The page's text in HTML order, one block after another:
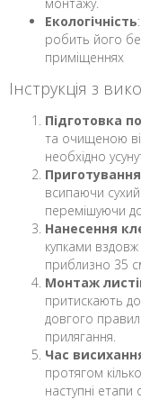
Екологічність
робить його
приміщеннях
Інструкція з
Підготовка
та очищеною
необхідно
всипаючи
перемішуючи
Нанесення
купками
приблизно 35
Монтаж
притискають
довгого
прилягання.
Час
протягом
наступні етапи